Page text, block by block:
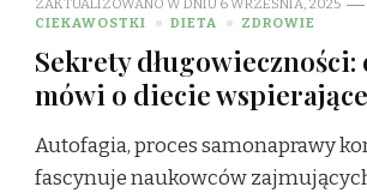
ZAKTUALIZOWANO W DNIU 6 WRZEŚNIA, 2025
CIEKAWOSTKI
DIETA ZDROWIE
Sekrety długowieczności:
mówi o diecie
Autofagia, proces samonaprawy
fascynuje naukowców